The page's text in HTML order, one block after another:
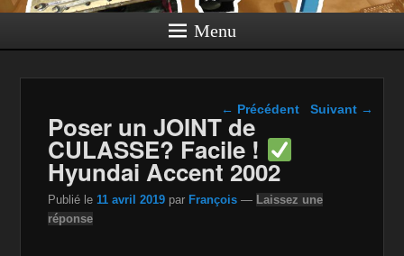
Menu
Navigation dans les
← Précédent Suivant →
Poser un JOINT de
CULASSE? Facile !
Hyundai Accent 2002
Publié le 11 avril 2019 par François — Laissez une
réponse